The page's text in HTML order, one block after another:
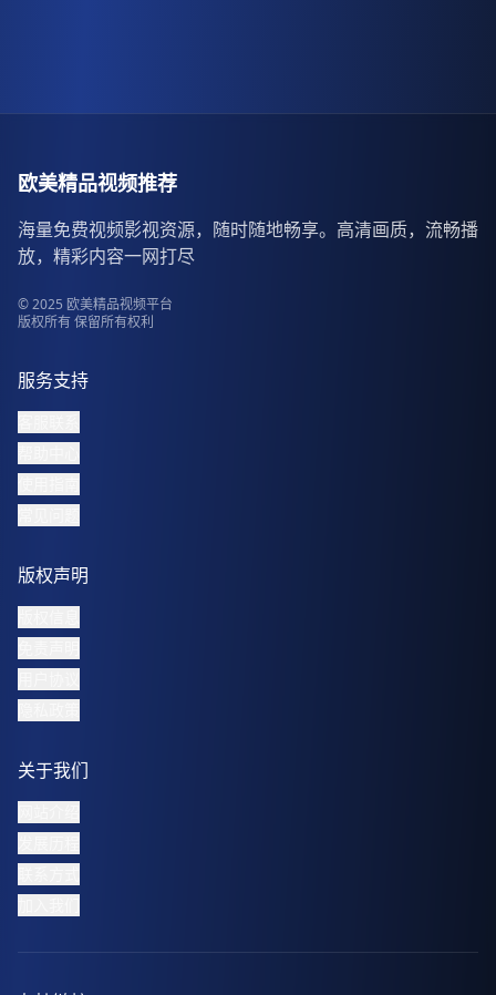
欧美精品视频推荐
海量免费视频影视资源，随时随地畅享。高清画质，流畅播
放，精彩内容一网打尽
© 2025 欧美精品视频平台
版权所有 保留所有权利
服务支持
版权声明
关于我们